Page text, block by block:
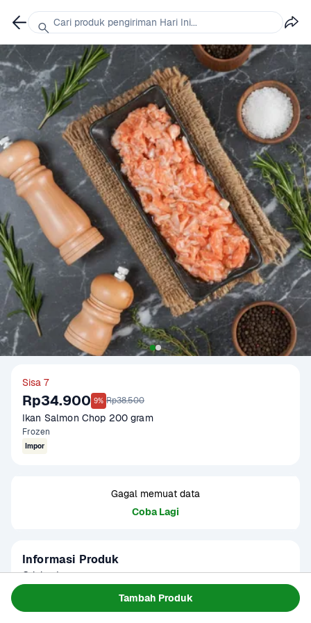
Tambah Produk
Sisa 7
Rp34.900 9% Rp38.500
Ikan Salmon Chop 200 gram
Frozen
Impor
Gagal memuat data
Coba Lagi
Informasi Produk
Origin : Impor
Gramation : 180 - 200 gram
Cari produk pengiriman Hari Ini...